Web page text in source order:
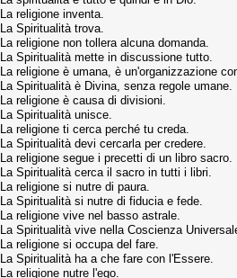
La religione inventa.
La Spiritualità trova.
La religione non tollera alcuna domanda.
La Spiritualità mette in discussione tutto.
La religione è umana, è un'organizzazione
La Spiritualità è Divina, senza regole umane.
La religione è causa di divisioni.
La Spiritualità unisce.
La religione ti cerca perché tu creda.
La Spiritualità devi cercarla per credere.
La religione segue i precetti di un libro sacro.
La Spiritualità cerca il sacro in tutti i libri.
La religione si nutre di paura.
La Spiritualità si nutre di fiducia e fede.
La religione vive nel basso astrale.
La Spiritualità vive nella Coscienza
La religione si occupa del fare.
La Spiritualità ha a che fare con l'Essere.
La religione nutre l'ego.